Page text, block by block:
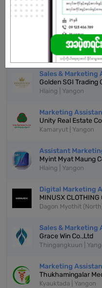
More Similar Jobs
Page Admin
Dagon | Yangon
Sales & Marketing
Golden SGI Trading
Hlaing | Yangon
Marketing
Unity Real Estate
Kamaryut | Yangon
Assistant
Myint Myat Maung
Hlaing | Yangon
Digital Marketing
MINUSX CLOTHING
Dagon Myothit
Sales & Marketing
Grace Win Co.,Ltd
Thingangkuun |
Marketing
Thukhamingalar
Kyauktada | Yangon